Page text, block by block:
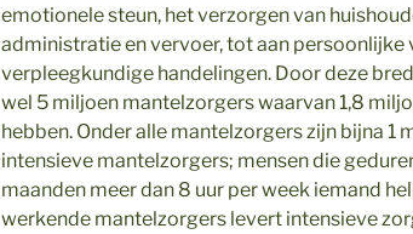
emotionele steun, het verzorgen van
administratie en vervoer, tot aan persoonlijke
verpleegkundige handelingen. Door deze
wel 5 miljoen mantelzorgers waarvan 1,8
hebben. Onder alle mantelzorgers zijn bijna 1
intensieve mantelzorgers; mensen die
maanden meer dan 8 uur per week iemand
werkende mantelzorgers levert intensieve